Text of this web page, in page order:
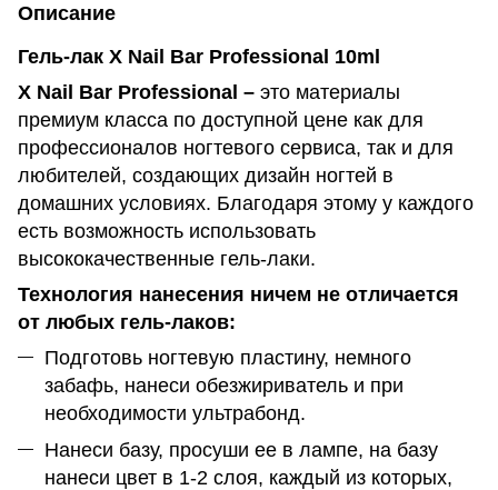
Описание
Гель-лак X Nail Bar Professional 10ml
X Nail Bar Professional – это материалы
премиум класса по доступной цене как для
профессионалов ногтевого сервиса, так и для
любителей, создающих дизайн ногтей в
домашних условиях. Благодаря этому у каждого
есть возможность использовать
высококачественные гель-лаки.
Технология нанесения ничем не отличается
от любых гель-лаков:
Подготовь ногтевую пластину, немного
забафь, нанеси обезжириватель и при
необходимости ультрабонд.
Нанеси базу, просуши ее в лампе, на базу
нанеси цвет в 1-2 слоя, каждый из которых,